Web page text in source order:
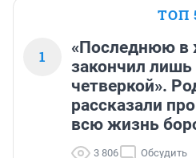
ТОП
1
«Последнюю в
закончил лишь
четверкой».
рассказали
всю жизнь
3 806 Обсудить